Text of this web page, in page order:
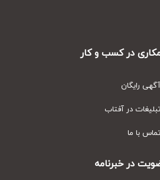
در کسب و کار
رایگان
در آفتاب
با ما
در خبرنامه